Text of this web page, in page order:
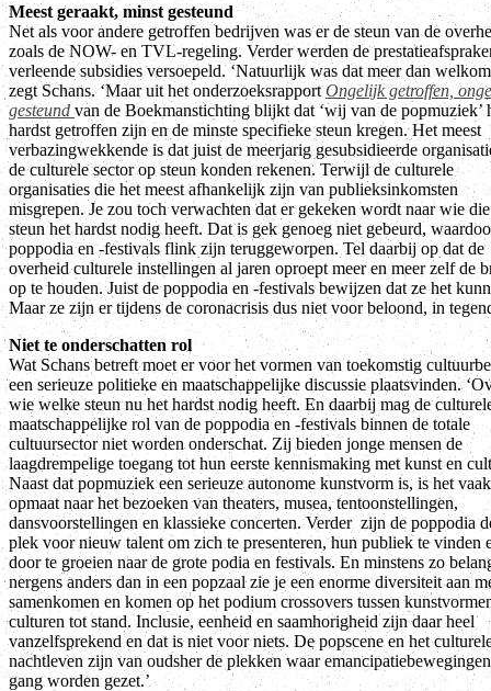
Meest geraakt, minst gesteund
Net als voor andere getroffen bedrijven was er de steun van de
zoals de NOW- en TVL-regeling. Verder werden de
verleende subsidies versoepeld. ‘Natuurlijk was dat meer dan
zegt Schans. ‘Maar uit het onderzoeksrapport Ongelijk getroffen,
gesteundvan de Boekmanstichting blijkt dat ‘wij van de popmuziek’
hardst getroffen zijn en de minste specifieke steun kregen. Het meest
verbazingwekkende is dat juist de meerjarig gesubsidieerde
de culturele sector op steun konden rekenen. Terwijl de culturele
organisaties die het meest afhankelijk zijn van publieksinkomsten
misgrepen. Je zou toch verwachten dat er gekeken wordt naar wie die
steun het hardst nodig heeft. Dat is gek genoeg niet gebeurd,
poppodia en -festivals flink zijn teruggeworpen. Tel daarbij op dat de
overheid culturele instellingen al jaren oproept meer en meer zelf de
op te houden. Juist de poppodia en -festivals bewijzen dat ze het
Maar ze zijn er tijdens de coronacrisis dus niet voor beloond, in
Niet te onderschatten rol
Wat Schans betreft moet er voor het vormen van toekomstig
een serieuze politieke en maatschappelijke discussie plaatsvinden.
wie welke steun nu het hardst nodig heeft. En daarbij mag de
maatschappelijke rol van de poppodia en -festivals binnen de totale
cultuursector niet worden onderschat. Zij bieden jonge mensen de
laagdrempelige toegang tot hun eerste kennismaking met kunst en
Naast dat popmuziek een serieuze autonome kunstvorm is, is het
opmaat naar het bezoeken van theaters, musea, tentoonstellingen,
dansvoorstellingen en klassieke concerten. Verder zijn de poppodia
plek voor nieuw talent om zich te presenteren, hun publiek te vinden
door te groeien naar de grote podia en festivals. En minstens zo
nergens anders dan in een popzaal zie je een enorme diversiteit aan
samenkomen en komen op het podium crossovers tussen
culturen tot stand. Inclusie, eenheid en saamhorigheid zijn daar heel
vanzelfsprekend en dat is niet voor niets. De popscene en het
nachtleven zijn van oudsher de plekken waar
gang worden gezet.’